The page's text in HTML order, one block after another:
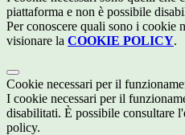
piattaforma e non è possibile
Per conoscere quali sono i cookie
visionare la COOKIE POLICY.
Cookie necessari per il
I cookie necessari per il
disabilitati. È possibile consultare
policy.